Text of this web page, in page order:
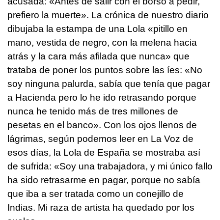
prefiero la muerte». La crónica de nuestro diario
dibujaba la estampa de una Lola «pitillo en
mano, vestida de negro, con la melena hacia
atrás y la cara más afilada que nunca» que
trataba de poner los puntos sobre las íes: «No
soy ninguna palurda, sabía que tenía que pagar
a Hacienda pero lo he ido retrasando porque
nunca he tenido más de tres millones de
pesetas en el banco». Con los ojos llenos de
lágrimas, según podemos leer en La Voz de
esos días, la Lola de España se mostraba así
de sufrida: «Soy una trabajadora, y mi único fallo
ha sido retrasarme en pagar, porque no sabía
que iba a ser tratada como un conejillo de
Indias. Mi raza de artista ha quedado por los